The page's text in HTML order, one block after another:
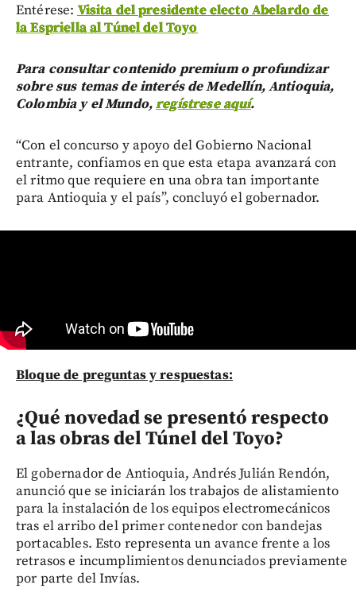
Entérese: Visita del presidente electo Abelardo de
la Espriella al Túnel del Toyo
Para consultar contenido premium o profundizar
sobre sus temas de interés de Medellín, Antioquia,
Colombia y el Mundo,regístrese aquí.
“Con el concurso y apoyo del Gobierno Nacional
entrante, confiamos en que esta etapa avanzará con
el ritmo que requiere en una obra tan importante
para Antioquia y el país”, concluyó el gobernador.
Bloque de preguntas y respuestas:
¿Qué novedad se presentó respecto
a las obras del Túnel del Toyo?
El gobernador de Antioquia, Andrés Julián Rendón,
anunció que se iniciarán los trabajos de alistamiento
para la instalación de los equipos electromecánicos
tras el arribo del primer contenedor con bandejas
portacables. Esto representa un avance frente a los
retrasos e incumplimientos denunciados previamente
por parte del Invías.